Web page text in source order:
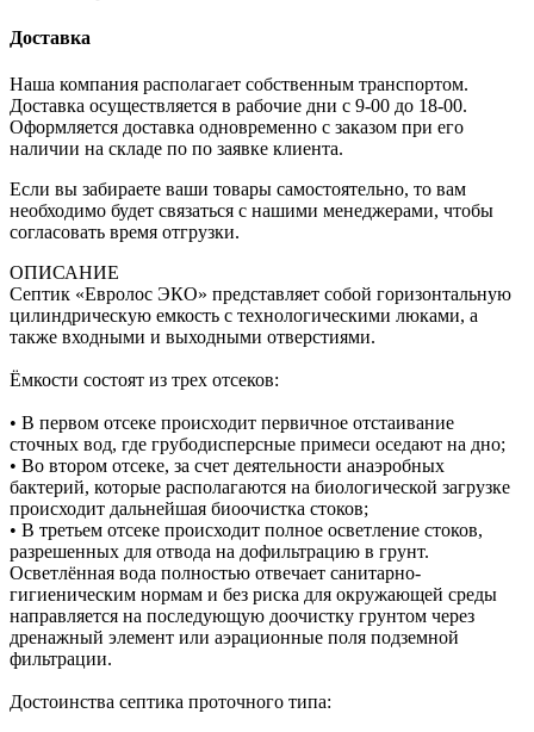
Доставка
Наша компания располагает собственным транспортом.
Доставка осуществляется в рабочие дни с 9-00 до 18-00.
Оформляется доставка одновременно с заказом при его
наличии на складе по по заявке клиента.
Если вы забираете ваши товары самостоятельно, то вам
необходимо будет связаться с нашими менеджерами, чтобы
согласовать время отгрузки.
ОПИСАНИЕ
Септик «Евролос ЭКО» представляет собой горизонтальную
цилиндрическую емкость с технологическими люками, а
также входными и выходными отверстиями.
Ёмкости состоят из трех отсеков:
• В первом отсеке происходит первичное отстаивание
сточных вод, где грубодисперсные примеси оседают на дно;
• Во втором отсеке, за счет деятельности анаэробных
бактерий, которые располагаются на биологической загрузке
происходит дальнейшая биоочистка стоков;
• В третьем отсеке происходит полное осветление стоков,
разрешенных для отвода на дофильтрацию в грунт.
Осветлённая вода полностью отвечает санитарно-
гигиеническим нормам и без риска для окружающей среды
направляется на последующую доочистку грунтом через
дренажный элемент или аэрационные поля подземной
фильтрации.
Достоинства септика проточного типа: